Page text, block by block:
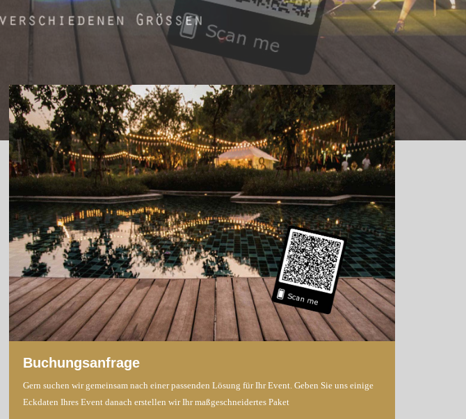
Buchungsanfrage
Gern suchen wir gemeinsam nach einer passenden Lösung für Ihr Event. Geben Sie uns einige
Eckdaten Ihres Event danach erstellen wir Ihr maßgeschneidertes Paket